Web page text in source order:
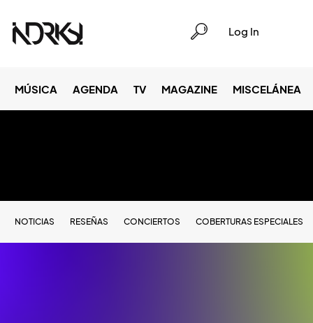
Log In
MÚSICA AGENDA TV MAGAZINE MISCELÁNEA
NOTICIAS RESEÑAS CONCIERTOS COBERTURAS ESPECIALES